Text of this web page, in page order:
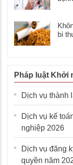
bì
Pháp luật Khởi
Dịch vụ thành
Dịch vụ kế
nghiệp 2026
Dịch vụ đăng
quyền năm